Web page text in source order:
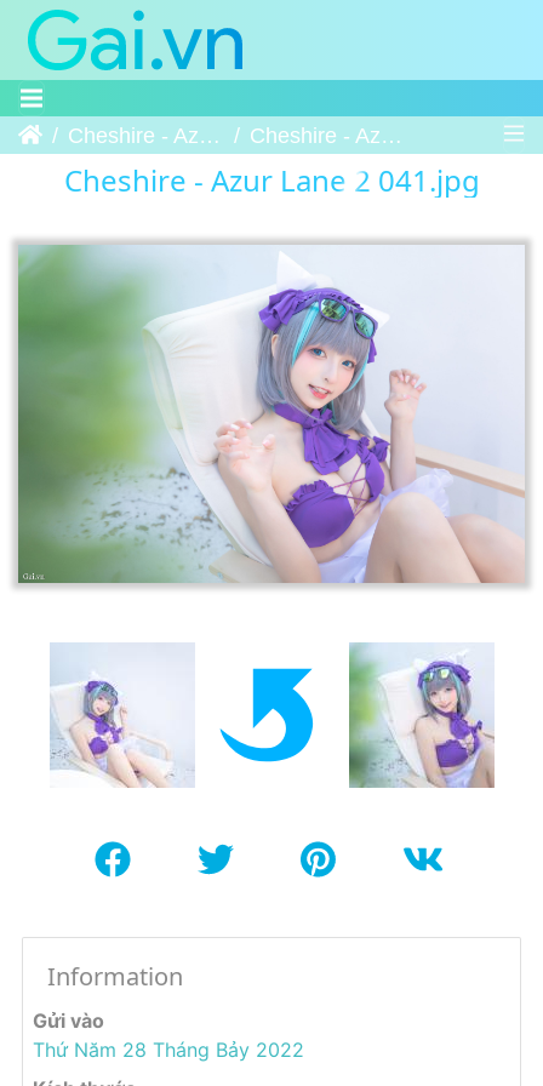
Trang chủCheshire - Azur Lane 2 Cheshire - Azur Lane 2 041
Cheshire - Azur Lane 2 041.jpg
Information
Gửi vào
Thứ Năm 28 Tháng Bảy 2022